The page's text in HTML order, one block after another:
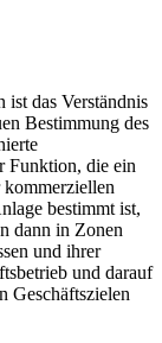
das Verständnis
Bestimmung des
Funktion, die ein
bestimmt ist,
dann in Zonen
und ihrer
und darauf
Geschäftszielen